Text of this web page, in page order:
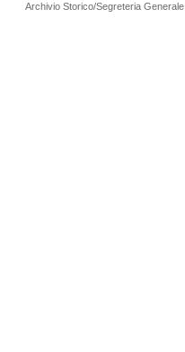
Archivio Storico/Segreteria Generale